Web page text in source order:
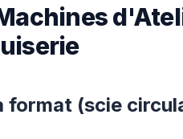
format (scie